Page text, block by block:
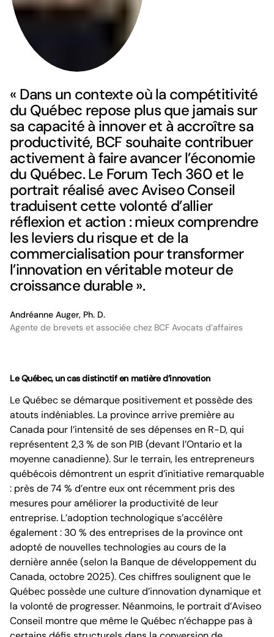
« Dans un contexte où la compétitivité
du Québec repose plus que jamais sur
sa capacité à innover et à accroître sa
productivité, BCF souhaite contribuer
activement à faire avancer l’économie
du Québec. Le Forum Tech 360 et le
portrait réalisé avec Aviseo Conseil
traduisent cette volonté d’allier
réflexion et action : mieux comprendre
les leviers du risque et de la
commercialisation pour transformer
l’innovation en véritable moteur de
croissance durable ».
Andréanne Auger, Ph. D.
Agente de brevets et associée chez BCF Avocats d’affaires
Le Québec, un cas distinctif en matière d’innovation
Le Québec se démarque positivement et possède des
atouts indéniables. La province arrive première au
Canada pour l’intensité de ses dépenses en R-D, qui
représentent 2,3 % de son PIB (devant l’Ontario et la
moyenne canadienne). Sur le terrain, les entrepreneurs
québécois démontrent un esprit d’initiative remarquable
: près de 74 % d’entre eux ont récemment pris des
mesures pour améliorer la productivité de leur
entreprise. L’adoption technologique s’accélère
également : 30 % des entreprises de la province ont
adopté de nouvelles technologies au cours de la
dernière année (selon la Banque de développement du
Canada, octobre 2025). Ces chiffres soulignent que le
Québec possède une culture d’innovation dynamique et
la volonté de progresser. Néanmoins, le portrait d’Aviseo
Conseil montre que même le Québec n’échappe pas à